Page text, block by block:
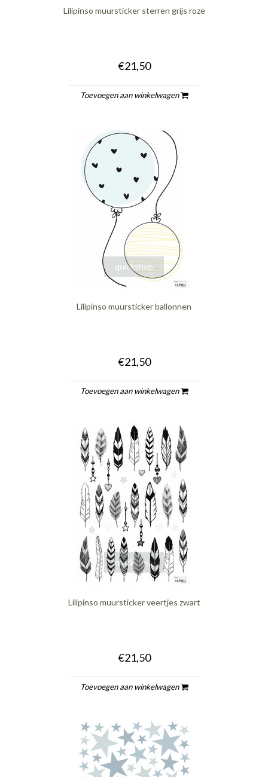
Lilipinso muursticker sterren grijs roze
€21,50
Toevoegen aan winkelwagen
quickshop
Lilipinso muursticker ballonnen
€21,50
Toevoegen aan winkelwagen
quickshop
Lilipinso muursticker veertjes zwart
€21,50
Toevoegen aan winkelwagen